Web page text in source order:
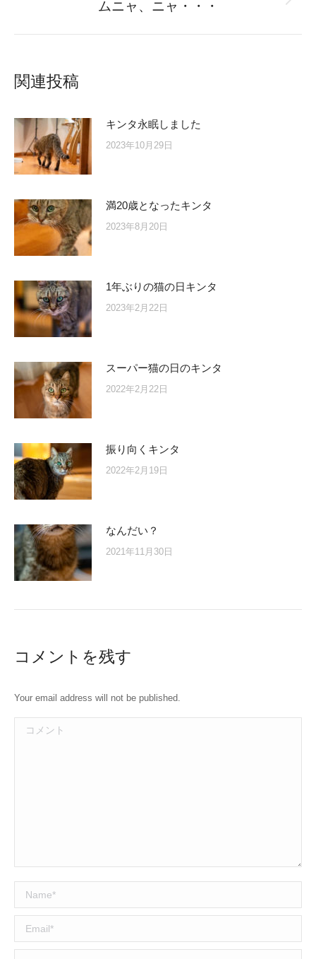
Next
ムニャ、ニャ・・・
関連投稿
キンタ永眠しました
2023年10月29日
満20歳となったキンタ
2023年8月20日
1年ぶりの猫の日キンタ
2023年2月22日
スーパー猫の日のキンタ
2022年2月22日
振り向くキンタ
2022年2月19日
なんだい？
2021年11月30日
コメントを残す
Your email address will not be published.
コメント
Name *
Email *